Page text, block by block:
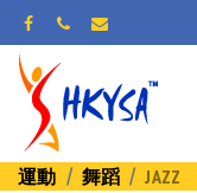
運動 舞蹈 JAZZ